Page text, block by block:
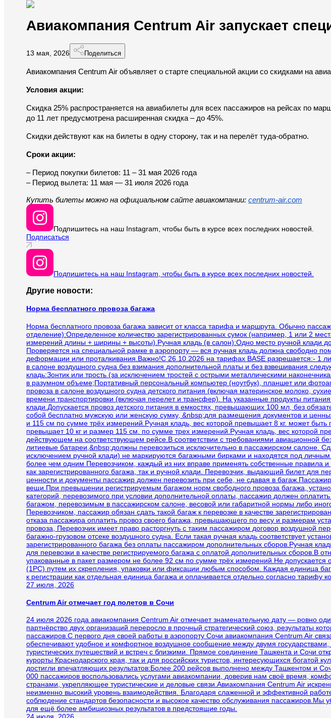
Авиакомпания Centrum Air запускает
13 мая, 2026 Поделиться
Авиакомпания Centrum Air объявляет о старте специальной акции со скидками на
Условия акции:
Скидка 25% распространяется на авиабилеты для всех пассажиров на рейсах по
до 11 лет предусмотрена расширенная скидка – до 45%.
Скидки действуют как на билеты в одну сторону, так и на перелёт туда-обратно.
Сроки акции:
– Период покупки билетов: 11 – 31 мая 2026 года
– Период вылета: 11 мая — 31 июля 2026 года
Купить билеты можно на официальном сайте авиакомпании: centrum-air.com
Подпишитесь на наш Instagram, чтобы быть в курсе всех последних новостей.
Подписаться
Подпишитесь на наш Instagram, чтобы быть в курсе всех последних новостей.
Другие новости:
Норма бесплатного провоза багажа
Норма бесплатного провоза багажа зависит от класса тарифа и маршрута. Обычно
отделение):Определенное количество зарегистрированных сумок (например, 1 или 2
измерений длины + ширины + высоты).Ручная кладь (в салон):Одно место ручной клади
Проверяется на специальной рамке в аэропорту — вся ручная кладь должна свободно
деформации или проталкивания.Важно!С 26.10.2026 на тарифах BASE разрешается:- 1
в салоне воздушного судна без взимания дополнительной платы и без взвешивания
кладь:Зонтик или трость (за исключением тростей с острыми металлическими
в разумном объеме;Портативный персональный компьютер (ноутбук), планшет или
провоза в салоне воздушного судна детского питания (включая материнское молоко,
времени транспортировки (включая перелет и трансфер). На указанные продукты
клади.Допускается провоз детского питания в емкостях, превышающих 100 мл, без
собой бесплатно мужскую или женскую сумку, &nbsp;для размещения документов и
и 115 см по сумме трёх измерений.Ручная кладь, вес которой превышает 8 кг. может
превышает 10 кг и размер 115 см. по сумме трех измерений.Ручная кладь, вес которой
действующем на соответствующем рейсе.В соответствии с требованиями авиационной
литиевые батареи,&nbsp;должны перевозиться исключительно в пассажирском салоне.
исключением ручной клади) не маркируются багажными бирками и находятся под
более чем одним Перевозчиком, каждый из них вправе применять собственные правила
как зарегистрированного багажа, так и ручной клади. Перевозчик, выдающий билет для
ценности и документы пассажир должен перевозить при себе, не сдавая в
вещи.При превышении регистрируемым багажом норм свободного провоза багажа,
категорий, перевозимого при условии дополнительной оплаты, пассажир должен
багажом, перевозимым в пассажирском салоне, весовой или габаритной нормы либо
Перевозчиком, пассажир обязан сдать такой багаж к перевозке в качестве
отказа пассажира оплатить провоз своего багажа, превышающего по весу и размерам
провоза, Перевозчик имеет право расторгнуть с таким пассажиром договор воздушной
багажно-грузовом отсеке воздушного судна. Если такая ручная кладь соответствует
зарегистрированного багажа без оплаты пассажиром дополнительных сборов.Ручная
для перевозки в качестве регистрируемого багажа с оплатой дополнительных сборов.В
упакованные в пакет размером не более 92 см по сумме трёх измерений.Не
(1PC) путем их скрепления, упаковки или фиксации любым способом. Каждая единица
к регистрации как отдельная единица багажа и оплачивается отдельно согласно тарифу
27 июля, 2026
Centrum Air отмечает год полетов в Сочи
24 июля 2026 года авиакомпания Centrum Air отмечает знаменательную дату — ровно
партнёрство двух организаций переросло в прочный стратегический союз, результаты
пассажиров.С первого дня своей работы в аэропорту Сочи авиакомпания Centrum Air
обеспечивают удобное и комфортное воздушное сообщение между двумя
туристических путешествий и встреч с близкими. Прямое соединение Ташкента и Сочи
курорты Краснодарского края, так и для российских туристов, интересующихся богатой
достигли впечатляющих результатов:Более 200 рейсов выполнено между Ташкентом и
000 пассажиров воспользовались услугами авиакомпании, доверив нам своё время,
странами, укрепляющее туристические и деловые связи.Авиакомпания Centrum Air
неизменно высокий уровень взаимодействия. Благодаря слаженной и эффективной
соблюдение стандартов безопасности и высокое качество обслуживания
для ещё более амбициозных результатов в предстоящие годы.